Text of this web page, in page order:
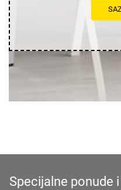
Specijalne ponude